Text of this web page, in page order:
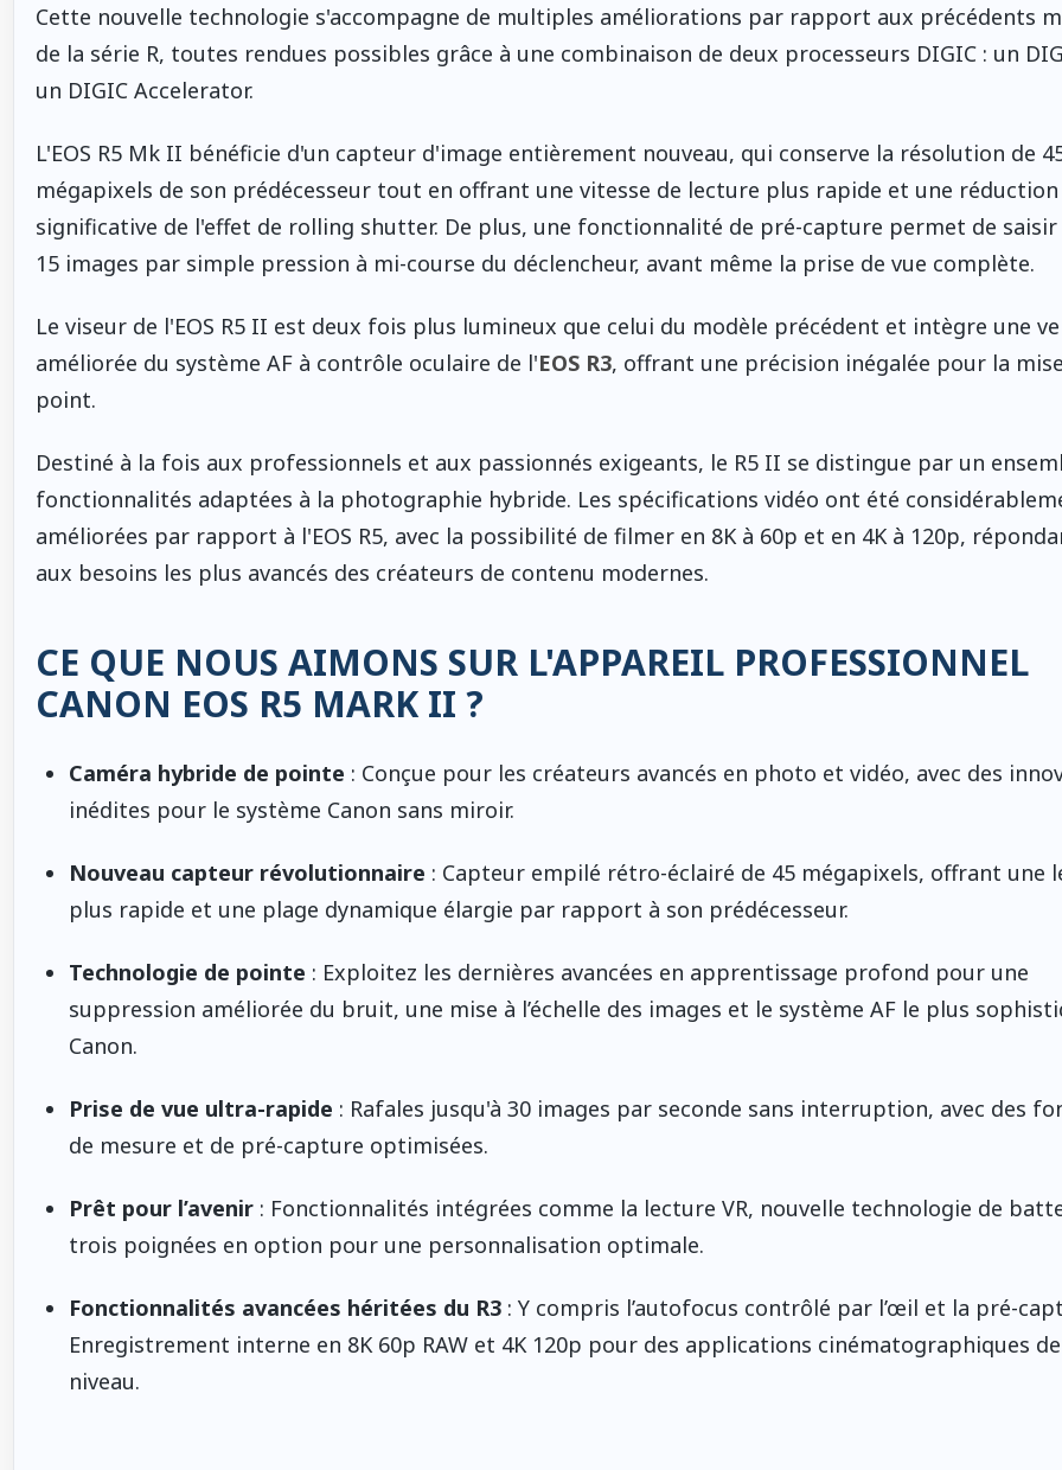
Cette nouvelle technologie s'accompagne de multiples améliorations par rapport aux précédents
de la série R, toutes rendues possibles grâce à une combinaison de deux processeurs DIGIC : un
un DIGIC Accelerator.
L'EOS R5 Mk II bénéficie d'un capteur d'image entièrement nouveau, qui conserve la résolution de
mégapixels de son prédécesseur tout en offrant une vitesse de lecture plus rapide et une réduction
significative de l'effet de rolling shutter. De plus, une fonctionnalité de pré-capture permet de saisir
15 images par simple pression à mi-course du déclencheur, avant même la prise de vue complète.
Le viseur de l'EOS R5 II est deux fois plus lumineux que celui du modèle précédent et intègre une
améliorée du système AF à contrôle oculaire de l'EOS R3, offrant une précision inégalée pour la
point.
Destiné à la fois aux professionnels et aux passionnés exigeants, le R5 II se distingue par un
fonctionnalités adaptées à la photographie hybride. Les spécifications vidéo ont été
améliorées par rapport à l'EOS R5, avec la possibilité de filmer en 8K à 60p et en 4K à 120p,
aux besoins les plus avancés des créateurs de contenu modernes.
CE QUE NOUS AIMONS SUR L'APPAREIL PROFESSIONNEL
CANON EOS R5 MARK II ?
Caméra hybride de pointe : Conçue pour les créateurs avancés en photo et vidéo, avec des
inédites pour le système Canon sans miroir.
Nouveau capteur révolutionnaire : Capteur empilé rétro-éclairé de 45 mégapixels, offrant une
plus rapide et une plage dynamique élargie par rapport à son prédécesseur.
Technologie de pointe : Exploitez les dernières avancées en apprentissage profond pour une
suppression améliorée du bruit, une mise à l’échelle des images et le système AF le plus
Canon.
Prise de vue ultra-rapide : Rafales jusqu'à 30 images par seconde sans interruption, avec des
de mesure et de pré-capture optimisées.
Prêt pour l’avenir: Fonctionnalités intégrées comme la lecture VR, nouvelle technologie de
trois poignées en option pour une personnalisation optimale.
Fonctionnalités avancées héritées du R3: Y compris l’autofocus contrôlé par l’œil et la pré-
Enregistrement interne en 8K 60p RAW et 4K 120p pour des applications cinématographiques
niveau.